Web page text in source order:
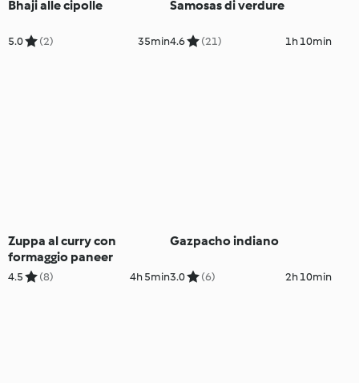
Bhaji alle cipolle
5.0 (2) 35min
Samosas di verdure
4.6 (21) 1h 10min
Zuppa al curry con
formaggio paneer
4.5 (8) 4h 5min
Gazpacho indiano
3.0 (6) 2h 10min